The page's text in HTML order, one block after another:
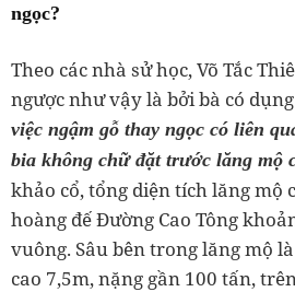
ngọc?
Theo các nhà sử học, Võ Tắc
ngược như vậy là bởi bà có
việc ngậm gỗ thay ngọc có liên
bia không chữ đặt trước lăng mộ
khảo cổ, tổng diện tích lăng mộ
hoàng đế Đường Cao Tông
vuông. Sâu bên trong lăng mộ
cao 7,5m, nặng gần 100 tấn,